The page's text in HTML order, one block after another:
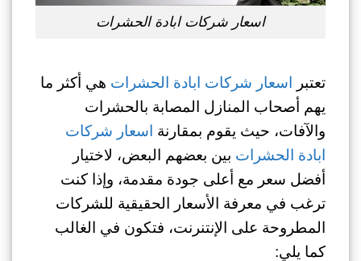
اسعار شركات ابادة الحشرات
تعتبر اسعار شركات ابادة الحشرات هي أكثر ما
يهم أصحاب المنازل المصابة بالحشرات
والآفات، حيث يقوم بمقارنة اسعار شركات
ابادة الحشرات بين بعضهم البعض، لاختيار
أفضل سعر مع أعلى جودة مقدمة، وإذا كنت
ترغب في معرفة الأسعار الحقيقية للشركات
المطروحة على الإنتنرنت، فتكون في الغالب
كما يلي: